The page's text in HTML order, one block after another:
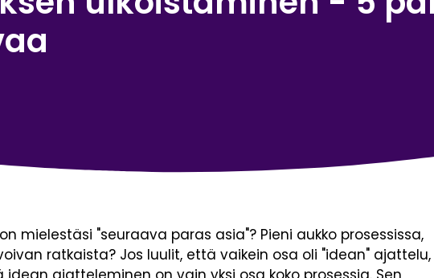
mielestäsi "seuraava paras asia"? Pieni aukko prosessissa,
ratkaista? Jos luulit, että vaikein osa oli "idean" ajattelu,